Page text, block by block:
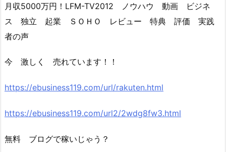
月収5000万円！LFM-TV2012 ノウハウ 動画 ビジネ
ス 独立 起業 ＳＯＨＯ レビュー 特典 評価 実践
者の声
今 激しく 売れています！！
https://ebusiness119.com/url/rakuten.html
https://ebusiness119.com/url2/2wdg8fw3.html
無料 ブログで稼いじゃう？